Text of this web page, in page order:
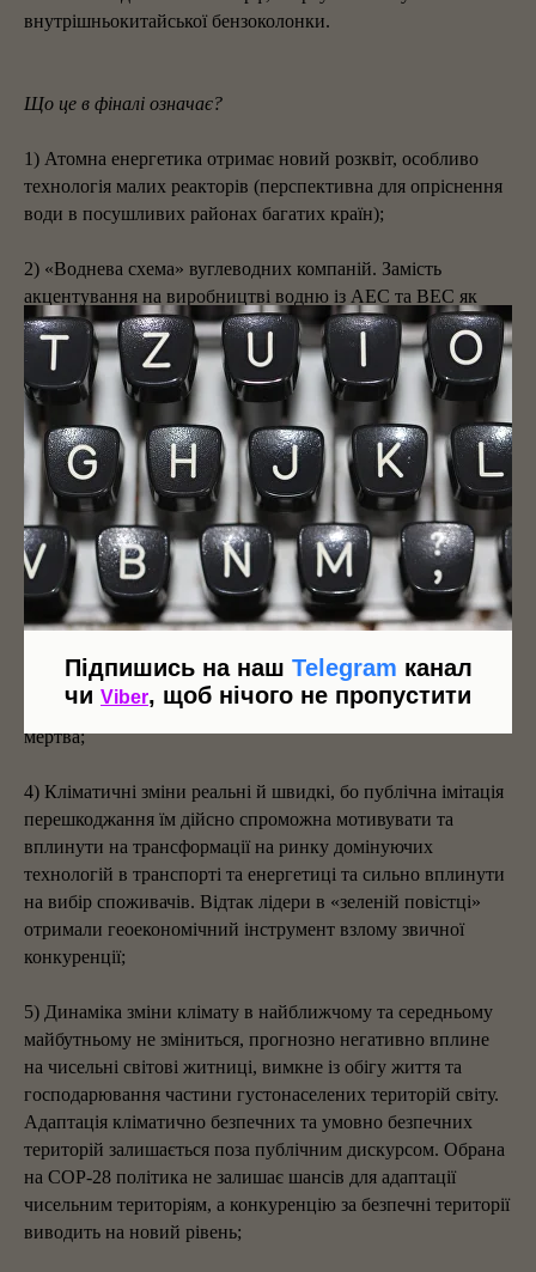
внутрішньокитайської бензоколонки.
Що це в фіналі означає?
1) Атомна енергетика отримає новий розквіт, особливо
технологія малих реакторів (перспективна для опріснення
води в посушливих районах багатих країн);
2) «Воднева схема» вуглеводних компаній. Замість
акцентування на виробництві водню із АЕС та ВЕС як
механізму зберігання-батарейки (вночі та на піках) та
зручної транспортної форми енергії - передбачається
проміжна схема створення водню із метану та подальше
спалювання його як більш чистого аналогу (Британія
захопилася саме такою ідеєю). Зручність для двох сторін:
американо-близькосхідні газовики отримають продукт із
більшою доданою вартістю, Західні (+Японія) виробники
обладнення нарешті отримують хоч якийсь глобальний
водневих ринок. Із мінусів - таке опалення чи промислове
спалювання коштуватиме дорожче й означатиме нуль для
зменшення впливу на клімат;
3) Більшість готова до непублічної конкуренції в кліматі
2С+ потепління (+-2035-й рік). Мета Паризької угоди –
утримати глобальне потепління значно нижче 2°C – вже
мертва;
4) Кліматичні зміни реальні й швидкі, бо публічна імітація
перешкоджання їм дійсно спроможна мотивувати та
вплинути на трансформації на ринку домінуючих
технологій в транспорті та енергетиці та сильно вплинути
на вибір споживачів. Відтак лідери в «зеленій повістці»
отримали геоекономічний інструмент взлому звичної
конкуренції;
5) Динаміка зміни клімату в найближчому та середньому
майбутньому не зміниться, прогнозно негативно вплине
на чисельні світові житниці, вимкне із обігу життя та
господарювання частини густонаселених територій світу.
Адаптація кліматично безпечних та умовно безпечних
територій залишається поза публічним дискурсом. Обрана
на COP-28 політика не залишає шансів для адаптації
чисельним територіям, а конкуренцію за безпечні території
виводить на новий рівень;
Підпишись на наш Telegram канал
чи Viber, щоб нічого не пропустити